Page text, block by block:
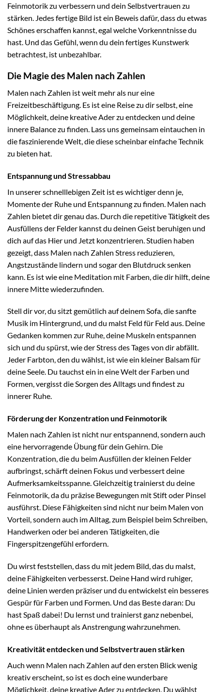
Feinmotorik zu verbessern und dein Selbstvertrauen zu
stärken. Jedes fertige Bild ist ein Beweis dafür, dass du etwas
Schönes erschaffen kannst, egal welche Vorkenntnisse du
hast. Und das Gefühl, wenn du dein fertiges Kunstwerk
betrachtest, ist unbezahlbar.
Die Magie des Malen nach Zahlen
Malen nach Zahlen ist weit mehr als nur eine
Freizeitbeschäftigung. Es ist eine Reise zu dir selbst, eine
Möglichkeit, deine kreative Ader zu entdecken und deine
innere Balance zu finden. Lass uns gemeinsam eintauchen in
die faszinierende Welt, die diese scheinbar einfache Technik
zu bieten hat.
Entspannung und Stressabbau
In unserer schnelllebigen Zeit ist es wichtiger denn je,
Momente der Ruhe und Entspannung zu finden. Malen nach
Zahlen bietet dir genau das. Durch die repetitive Tätigkeit des
Ausfüllens der Felder kannst du deinen Geist beruhigen und
dich auf das Hier und Jetzt konzentrieren. Studien haben
gezeigt, dass Malen nach Zahlen Stress reduzieren,
Angstzustände lindern und sogar den Blutdruck senken
kann. Es ist wie eine Meditation mit Farben, die dir hilft, deine
innere Mitte wiederzufinden.
Stell dir vor, du sitzt gemütlich auf deinem Sofa, die sanfte
Musik im Hintergrund, und du malst Feld für Feld aus. Deine
Gedanken kommen zur Ruhe, deine Muskeln entspannen
sich und du spürst, wie der Stress des Tages von dir abfällt.
Jeder Farbton, den du wählst, ist wie ein kleiner Balsam für
deine Seele. Du tauchst ein in eine Welt der Farben und
Formen, vergisst die Sorgen des Alltags und findest zu
innerer Ruhe.
Förderung der Konzentration und Feinmotorik
Malen nach Zahlen ist nicht nur entspannend, sondern auch
eine hervorragende Übung für dein Gehirn. Die
Konzentration, die du beim Ausfüllen der kleinen Felder
aufbringst, schärft deinen Fokus und verbessert deine
Aufmerksamkeitsspanne. Gleichzeitig trainierst du deine
Feinmotorik, da du präzise Bewegungen mit Stift oder Pinsel
ausführst. Diese Fähigkeiten sind nicht nur beim Malen von
Vorteil, sondern auch im Alltag, zum Beispiel beim Schreiben,
Handwerken oder bei anderen Tätigkeiten, die
Fingerspitzengefühl erfordern.
Du wirst feststellen, dass du mit jedem Bild, das du malst,
deine Fähigkeiten verbesserst. Deine Hand wird ruhiger,
deine Linien werden präziser und du entwickelst ein besseres
Gespür für Farben und Formen. Und das Beste daran: Du
hast Spaß dabei! Du lernst und trainierst ganz nebenbei,
ohne es überhaupt als Anstrengung wahrzunehmen.
Kreativität entdecken und Selbstvertrauen stärken
Auch wenn Malen nach Zahlen auf den ersten Blick wenig
kreativ erscheint, so ist es doch eine wunderbare
Möglichkeit, deine kreative Ader zu entdecken. Du wählst